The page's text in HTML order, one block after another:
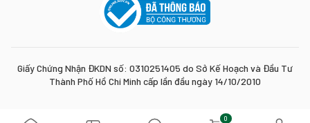
Giấy Chứng Nhận ĐKDN số: 0310251405 do Sở Kế Hoạch và Đầu Tư
Thành Phố Hồ Chí Minh cấp lần đầu ngày 14/10/2010
0